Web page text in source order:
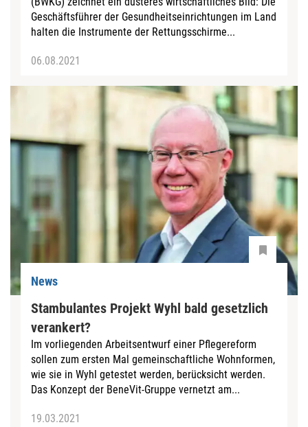
Geschäftsführer der Gesundheitseinrichtungen im Land
halten die Instrumente der Rettungsschirme...
06.08.2021
News
Stambulantes Projekt Wyhl bald gesetzlich
verankert?
Im vorliegenden Arbeitsentwurf einer Pflegereform
sollen zum ersten Mal gemeinschaftliche Wohnformen,
wie sie in Wyhl getestet werden, berücksicht werden.
Das Konzept der BeneVit-Gruppe vernetzt am...
19.03.2021